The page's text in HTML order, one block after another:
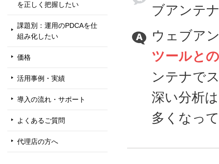
を正しく把握したい
課題別：運用のPDCAを仕
組み化したい
価格
活用事例・実績
導入の流れ・サポート
よくあるご質問
代理店の方へ
ブアンテ
ウェブア
ツールと
ンテナで
深い分析
多くなっ